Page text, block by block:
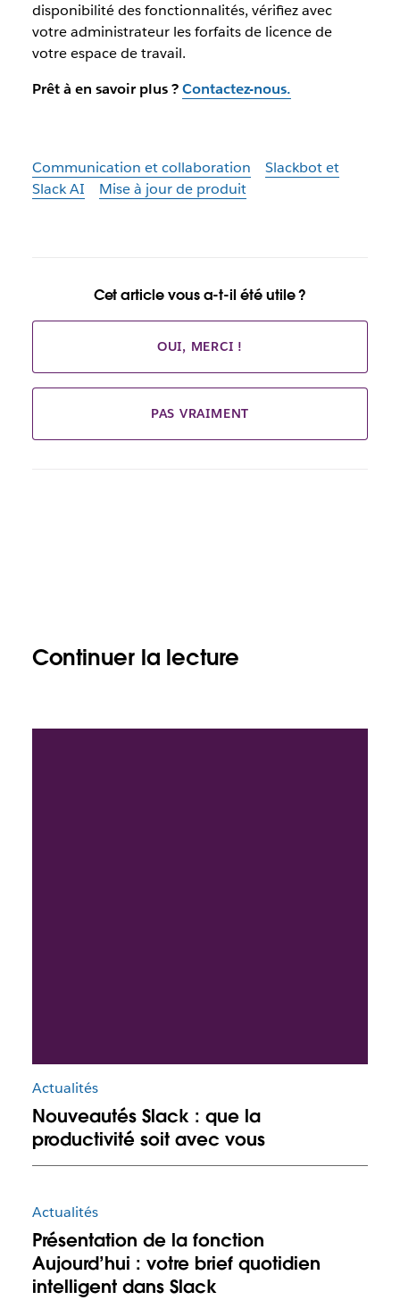
disponibilité des fonctionnalités, vérifiez avec
votre administrateur les forfaits de licence de
votre espace de travail.
Prêt à en savoir plus ?Contactez-nous.
Communication et collaboration
Slackbot et
Slack AI
Mise à jour de produit
Cet article vous a-t-il été utile ?
OUI, MERCI !
PAS VRAIMENT
Continuer la lecture
Actualités
Nouveautés Slack : que la
productivité soit avec vous
Actualités
Présentation de la fonction
Aujourd’hui : votre brief quotidien
intelligent dans Slack